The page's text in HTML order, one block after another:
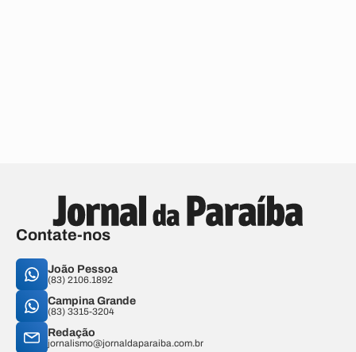
Contate-nos
João Pessoa
(83) 2106.1892
Campina Grande
(83) 3315-3204
Redação
jornalismo@jornaldaparaiba.com.br